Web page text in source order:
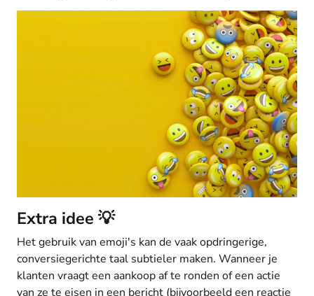
Extra idee 💡
Het gebruik van emoji's kan de vaak opdringerige,
conversiegerichte taal subtieler maken. Wanneer je
klanten vraagt een aankoop af te ronden of een actie
van ze te eisen in een bericht (bijvoorbeeld een reactie